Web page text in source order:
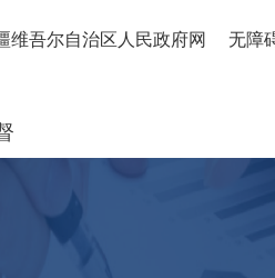
维吾尔自治区人民政府网 无障